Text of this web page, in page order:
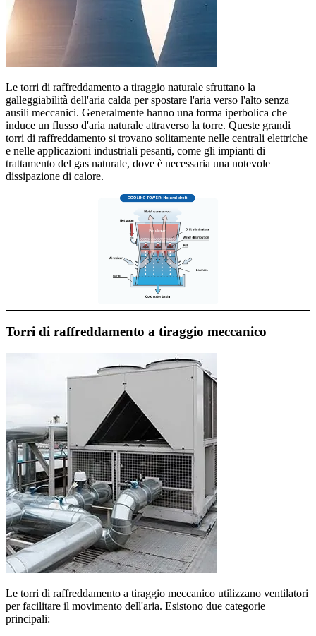
Le torri di raffreddamento a tiraggio naturale sfruttano la
galleggiabilità dell'aria calda per spostare l'aria verso l'alto senza
ausili meccanici. Generalmente hanno una forma iperbolica che
induce un flusso d'aria naturale attraverso la torre. Queste grandi
torri di raffreddamento si trovano solitamente nelle centrali elettriche
e nelle applicazioni industriali pesanti, come gli impianti di
trattamento del gas naturale, dove è necessaria una notevole
dissipazione di calore.
Torri di raffreddamento a tiraggio meccanico
Le torri di raffreddamento a tiraggio meccanico utilizzano ventilatori
per facilitare il movimento dell'aria. Esistono due categorie
principali: